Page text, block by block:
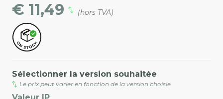
€ 11,49
(hors TVA)
Sélectionner la version souhaitée
Le prix peut varier en fonction de la version choisie